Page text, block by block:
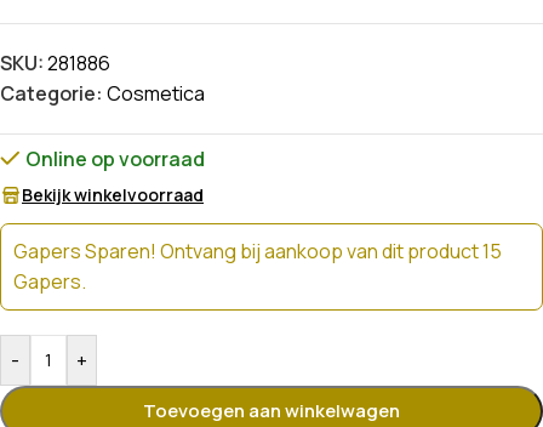
SKU:281886
Categorie: Cosmetica
Online op voorraad
Bekijk winkelvoorraad
Gapers Sparen! Ontvang bij aankoop van dit product 15
Gapers.
- +
Toevoegen aan winkelwagen